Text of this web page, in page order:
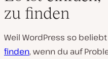
zu finden
Weil WordPress so
finden, wenn du auf